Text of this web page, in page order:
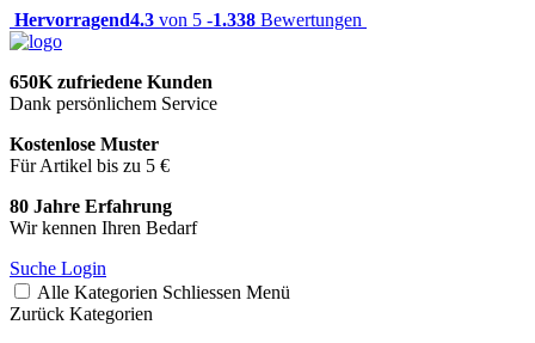
Hervorragend4.3 von 5 -1.338 Bewertungen
650K zufriedene Kunden
Dank persönlichem Service
Kostenlose Muster
Für Artikel bis zu 5 €
80 Jahre Erfahrung
Wir kennen Ihren Bedarf
Suche Login
Alle Kategorien Schliessen Menü
Zurück Kategorien